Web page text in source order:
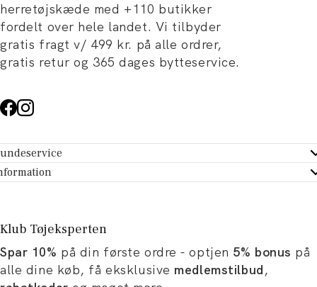
herretøjskæde med +110 butikker
fordelt over hele landet. Vi tilbyder
gratis fragt v/ 499 kr. på alle ordrer,
gratis retur og 365 dages bytteservice.
- Hjælpecenter
dit køb
Tøjeksperten
og artikler
og karriere
Klub Tøjeksperten
Spar 10% på din første ordre - optjen 5% bonus på
alle dine køb, få eksklusive medlemstilbud,